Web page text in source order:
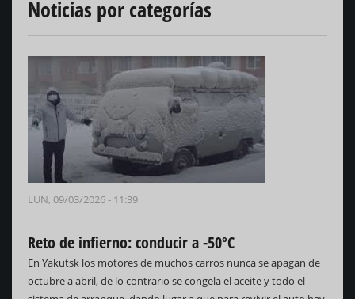
Noticias por categorías
LUN, 09/03/2026 - 11:39
Reto de infierno: conducir a -50ºC
En Yakutsk los motores de muchos carros nunca se apagan de
octubre a abril, de lo contrario se congela el aceite y todo el